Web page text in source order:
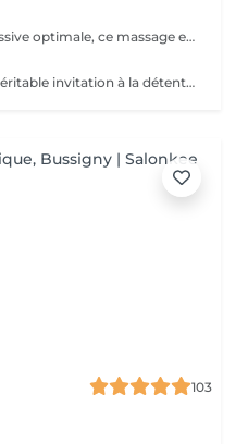
Idéal pour une récupération passive optimale, ce massage est conçu pour détendre en profondeur les muscles en réduisant leurs tensions et en favorisant un relâchement musculaire complet. En libérant les nuds et en stimulant la circulation sanguine, cette technique accélère le processus de guérison en éliminant les toxines accumulées dans les tissus. Particulièrement bénéfique pour les sportifs, ce massage peut être réalisé avant, pendant ou après une activité physique intense. Que ce soit pour préparer vos muscles à l'effort, pour les soulager après une séance d'entraînement ou pour maintenir votre corps en équilibre, il constitue un véritable atout pour améliorer votre performance et prolonger votre bien-être.
Le massage des pieds est une véritable invitation à la détente et à la sérénité. Cette pratique millénaire rééquilibre harmonieusement les fonctions vitales du corps, apaise l'esprit et stimule la circulation sanguine, tout en facilitant le drainage lymphatique. Grâce à cette technique, les tensions s'évanouissent, permettant ainsi une évacuation efficace du stress accumulé au fil des jours. De plus, ce soin délicat favorise un sommeil réparateur, vous offrant une nuit paisible et régénérante. *Pour une expérience de bien-être totale, n'hésitez pas à combiner ce massage avec une séance de massage sur une chaise ergonomique, et laissez-vous porter par la douce harmonie de ces deux soins complémentaires pour un moment de pure évasion..
103